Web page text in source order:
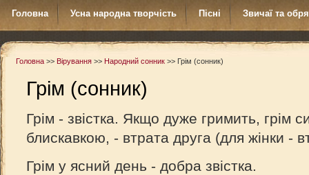
Головна Усна народна творчість Пісні Звичаї та
Головна >> Вірування >> Народний сонник >> Грім (сонник)
Грім (сонник)
Грім - звістка. Якщо дуже гримить, грім
блискавкою, - втрата друга (для жінки -
Грім у ясний день - добра звістка.